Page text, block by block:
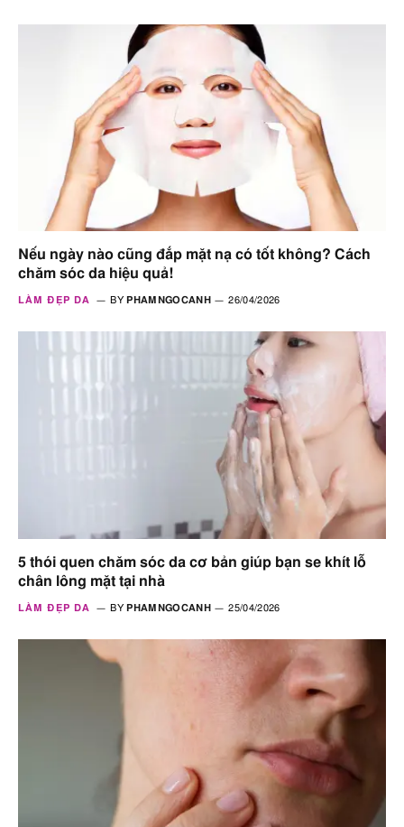
Nếu ngày nào cũng đắp mặt nạ có tốt không? Cách
chăm sóc da hiệu quả!
LÀM ĐẸP DA BY PHAMNGOCANH 26/04/2026
5 thói quen chăm sóc da cơ bản giúp bạn se khít lỗ
chân lông mặt tại nhà
LÀM ĐẸP DA BY PHAMNGOCANH 25/04/2026